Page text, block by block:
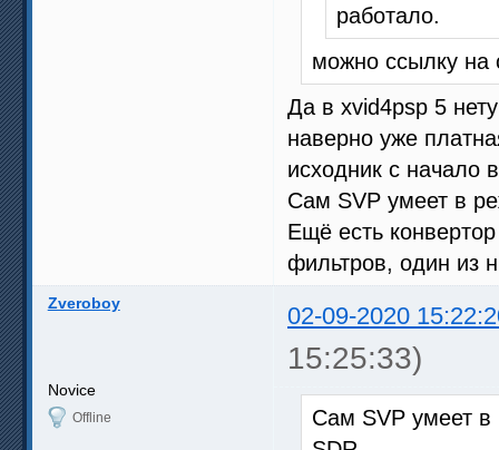
работало.
можно ссылку на
Да в xvid4psp 5
наверно уже
исходник с начало
Сам SVP умеет в
Ещё есть
фильтров, один из
Zveroboy 02-09-2020
15:25:33)
Novice
Offline
Сам SVP умеет в